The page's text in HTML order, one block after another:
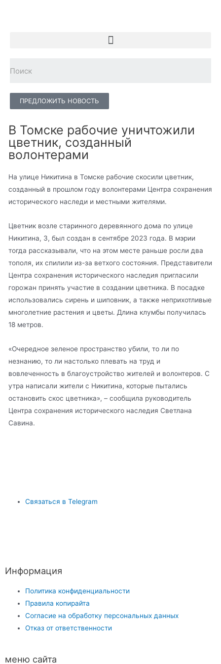
ПРЕДЛОЖИТЬ НОВОСТЬ
В Томске рабочие уничтожили
цветник, созданный
волонтерами
На улице Никитина в Томске рабочие скосили цветник,
созданный в прошлом году волонтерами Центра сохранения
исторического наследи и местными жителями.
Цветник возле старинного деревянного дома по улице
Никитина, 3, был создан в сентябре 2023 года. В мэрии
тогда рассказывали, что на этом месте раньше росли два
тополя, их спилили из-за ветхого состояния. Представители
Центра сохранения исторического наследия пригласили
горожан принять участие в создании цветника. В посадке
использовались сирень и шиповник, а также неприхотливые
многолетние растения и цветы. Длина клумбы получилась
18 метров.
«Очередное зеленое пространство убили, то ли по
незнанию, то ли настолько плевать на труд и
вовлеченность в благоустройство жителей и волонтеров. С
утра написали жители с Никитина, которые пытались
остановить скос цветника», – сообщила руководитель
Центра сохранения исторического наследия Светлана
Савина.
Связаться в Telegram
Информация
Политика конфиденциальности
Правила копирайта
Согласие на обработку персональных данных
Отказ от ответственности
меню сайта